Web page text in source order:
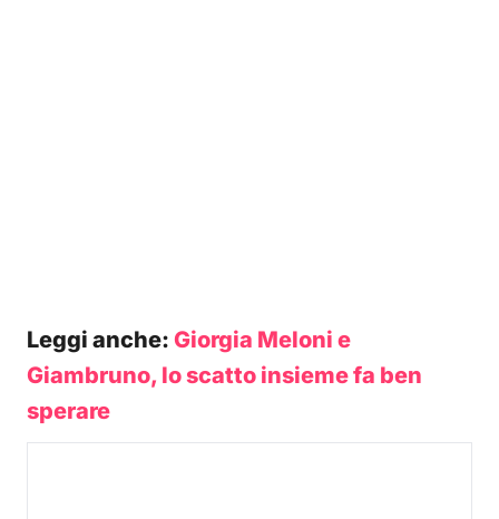
Leggi anche: Giorgia Meloni e
Giambruno, lo scatto insieme fa ben
sperare